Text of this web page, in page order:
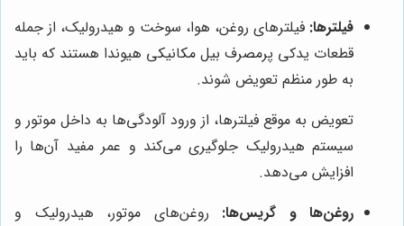
فیلترها: فیلترهای روغن، هوا، سوخت و هیدرولیک، از جمله
قطعات یدکی پرمصرف بیل مکانیکی هیوندا هستند که باید
به طور منظم تعویض شوند.
تعویض به موقع فیلترها، از ورود آلودگی‌ها به داخل موتور و
سیستم هیدرولیک جلوگیری می‌کند و عمر مفید آن‌ها را
افزایش می‌دهد.
روغن‌ها و گریس‌ها: روغن‌های موتور، هیدرولیک و